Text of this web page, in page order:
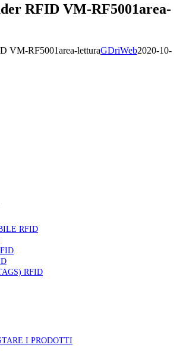
RFID VM-RF5001area-
VM-RF5001area-letturaGDriWeb2020-10-
RFID
RFID
I PRODOTTI